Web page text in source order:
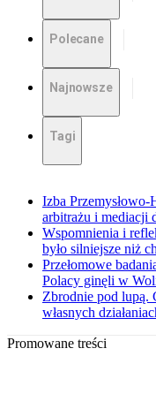
Polecane
Najnowsze
Tagi
Izba
arbitrażu i mediacji
Wspomnienia i
było silniejsze niż
Przełomowe
Polacy ginęli w
Zbrodnie pod lupą.
własnych
Promowane treści